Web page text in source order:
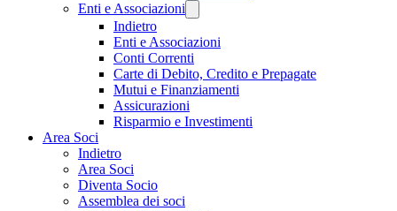
Enti e Associazioni
Indietro
Enti e Associazioni
Conti Correnti
Carte di Debito, Credito e Prepagate
Mutui e Finanziamenti
Assicurazioni
Risparmio e Investimenti
Area Soci
Indietro
Area Soci
Diventa Socio
Assemblea dei soci